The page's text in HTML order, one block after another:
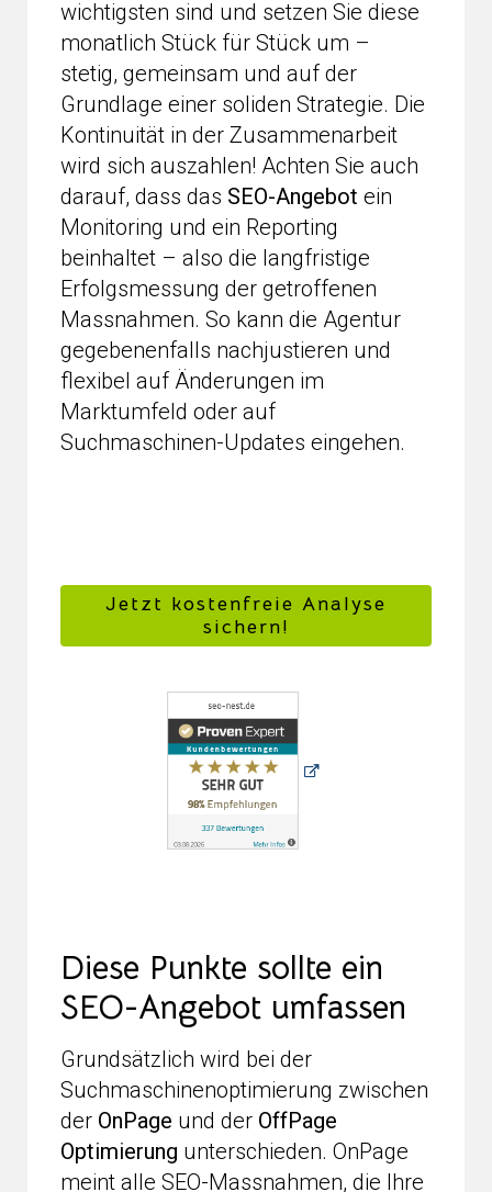
wichtigsten sind und setzen Sie diese
monatlich Stück für Stück um –
stetig, gemeinsam und auf der
Grundlage einer soliden Strategie. Die
Kontinuität in der Zusammenarbeit
wird sich auszahlen! Achten Sie auch
darauf, dass das SEO-Angebot ein
Monitoring und ein Reporting
beinhaltet – also die langfristige
Erfolgsmessung der getroffenen
Massnahmen. So kann die Agentur
gegebenenfalls nachjustieren und
flexibel auf Änderungen im
Marktumfeld oder auf
Suchmaschinen-Updates eingehen.
Jetzt kostenfreie Analyse
sichern!
Diese Punkte sollte ein
SEO-Angebot umfassen
Grundsätzlich wird bei der
Suchmaschinenoptimierung zwischen
der OnPage und der OffPage
Optimierung unterschieden. OnPage
meint alle SEO-Massnahmen, die Ihre